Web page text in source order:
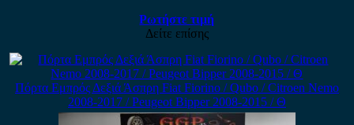
Ρωτήστε τιμή
Δείτε επίσης
Πόρτα Εμπρός Δεξιά Άσπρη Fiat Fiorino / Qubo / Citroen Nemo
2008-2017 / Peugeot Bipper 2008-2015 / Θ